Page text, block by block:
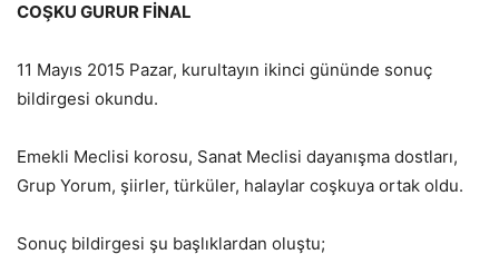
COŞKU GURUR FİNAL
11 Mayıs 2015 Pazar, kurultayın ikinci gününde sonuç
bildirgesi okundu.
Emekli Meclisi korosu, Sanat Meclisi dayanışma dostları,
Grup Yorum, şiirler, türküler, halaylar coşkuya ortak oldu.
Sonuç bildirgesi şu başlıklardan oluştu;